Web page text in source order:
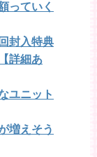
っていく
封入特典
詳細あ
ユニット
増えそう